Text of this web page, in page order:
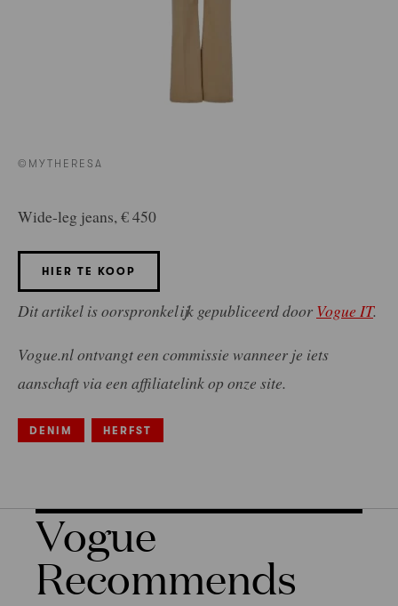
©MYTHERESA
Wide-leg jeans, € 450
HIER TE KOOP
Dit artikel is oorspronkelijk gepubliceerd door Vogue IT.
Vogue.nl ontvangt een commissie wanneer je iets
aanschaft via een affiliatelink op onze site.
DENIM HERFST
Vogue
Recommends